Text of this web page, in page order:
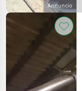
Annuncio